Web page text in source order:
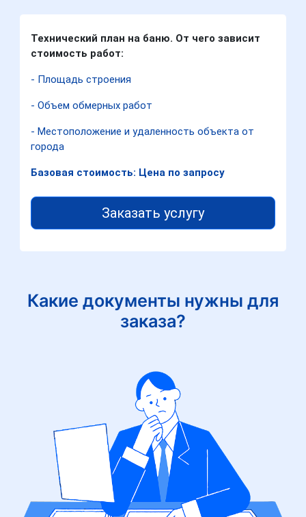
Технический план на баню. От чего зависит
стоимость работ:
- Площадь строения
- Объем обмерных работ
- Местоположение и удаленность объекта от
города
Базовая стоимость: Цена по запросу
Заказать услугу
Какие документы нужны для
заказа?